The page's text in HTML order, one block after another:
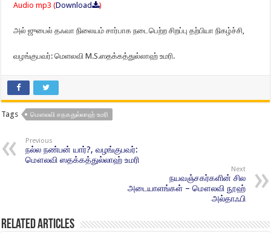
Audio mp3 (Download )
அல் ஜுபைல் தஃவா நிலையம் சார்பாக நடைபெற்ற சிறப்பு தற்பியா நிகழ்ச்சி,
வழங்குபவர்: மெளலவி M.S.ஸதக்கத்துல்லாஹ் உமரி.
Tags மௌலவி சதகதுல்லாஹ் உமரி
Previous
நல்ல நண்பன் யார்?, வழங்குபவர்:
மௌலவி ஸதக்கத்துல்லாஹ் உமரி
Next
நயவஞ்சகர்களின் சில
அடையாளங்கள் – மௌலவி நூஹ்
அல்தாஃபி
Related Articles